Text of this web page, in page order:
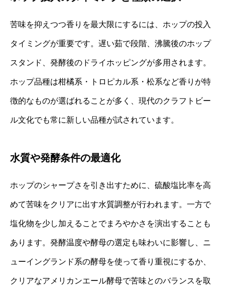
苦味を抑えつつ香りを最大限にするには、ホップの投入
タイミングが重要です。遅い茹で段階、沸騰後のホップ
スタンド、発酵後のドライホッピングが多用されます。
ホップ品種は柑橘系・トロピカル系・松系など香りが特
徴的なものが選ばれることが多く、現代のクラフトビー
ル文化でも常に新しい品種が試されています。
水質や発酵条件の最適化
ホップのシャープさを引き出すために、硫酸塩比率を高
めて苦味をクリアに出す水質調整が行われます。一方で
塩化物を少し加えることでまろやかさを演出することも
あります。発酵温度や酵母の選定も味わいに影響し、ニ
ューイングランド系の酵母を使って香り重視にするか、
クリアなアメリカンエール酵母で苦味とのバランスを取